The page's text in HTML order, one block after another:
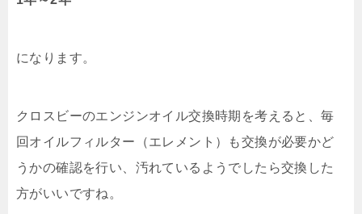
になります。
クロスビーのエンジンオイル交換時期を考えると、毎
回オイルフィルター（エレメント）も交換が必要かど
うかの確認を行い、汚れているようでしたら交換した
方がいいですね。